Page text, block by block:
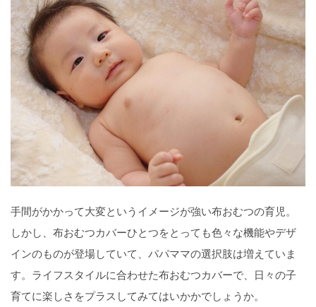
手間がかかって大変というイメージが強い布おむつの育児。
しかし、布おむつカバーひとつをとっても色々な機能やデザ
インのものが登場していて、パパママの選択肢は増えていま
す。ライフスタイルに合わせた布おむつカバーで、日々の子
育てに楽しさをプラスしてみてはいかかでしょうか。